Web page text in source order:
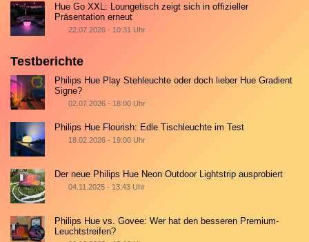
Hue Go XXL: Loungetisch zeigt sich in offizieller
Präsentation erneut
22.07.2026 - 10:31 Uhr
Testberichte
Philips Hue Play Stehleuchte oder doch lieber Hue Gradient
Signe?
02.07.2026 - 18:00 Uhr
Philips Hue Flourish: Edle Tischleuchte im Test
18.02.2026 - 19:00 Uhr
Der neue Philips Hue Neon Outdoor Lightstrip ausprobiert
04.11.2025 - 13:43 Uhr
Philips Hue vs. Govee: Wer hat den besseren Premium-
Leuchtstreifen?